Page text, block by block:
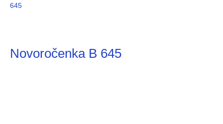
645
Novoročenka B 645